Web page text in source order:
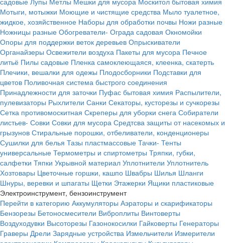
Мотыги, мотыжки Моющие и чистящие средства Мыло туалетное,
жидкое, хозяйственное Наборы для обработки почвы Ножи разные
Ножницы разные Обогреватели- Ограда садовая Окномойки
Опоры для поддержки веток деревьев Опрыскиватели
Органайзеры Освежители воздуха Пакеты для мусора Печное
литьё Пилы садовые Пленка самоклеющаяся, клеенка, скатерть
Плечики, вешалки для одежы Плодосборники Подставки для
цветов Поливочная система быстрого соединения
Принадлежности для заточки Пуфас бытовая химия Распылители,
пулевизаторы Рыхлители Санки Секаторы, кусторезы и сучкорезы
Сетка противомоскитная Скреперы для уборки снега Собиратели
листьев- Совки Совки для мусора Средтсва защиты от насекомых и
грызунов Стиральные порошки, отбеливатели, конденционеры
Сушилки для белья Тазы пластмассовые Тачки- Тенты
универсальные Термометры и спиртометры Тряпки, губки,
салфетки Тяпки Укрывной материал Уплотнители Уплотнитель
Хозтовары Цветочные горшки, кашпо Швабры Шилья Шланги
Шнуры, веревки и шпагаты Щетки Этажерки Ящики пластиковые
Электроинструмент, бензоинструмент
Перейти в категорию Аккумуляторы Аэраторы и скарификаторы
Бензорезы Бетоносмесители Виброплиты Винтоверты
Воздуходувки Высоторезы Газонокосилки Гайковерты Генераторы
Граверы Дрели Зарядные устройства Измельчители Измерители